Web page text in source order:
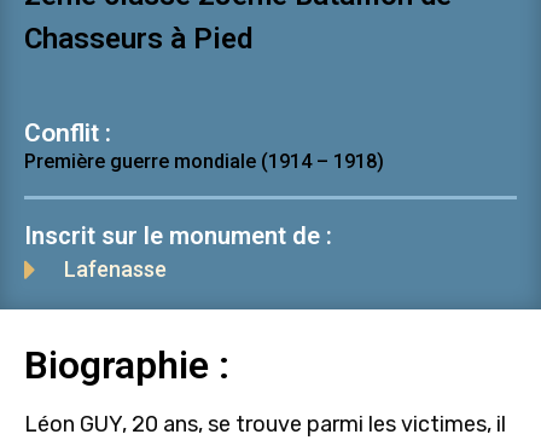
Chasseurs à Pied
Conflit :
Première guerre mondiale (1914 – 1918)
Inscrit sur le monument de :
Lafenasse
Biographie :
Léon GUY, 20 ans, se trouve parmi les victimes, il